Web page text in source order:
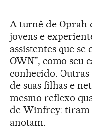
A turnê de Oprah
jovens e
assistentes que se
OWN”, como seu
conhecido.
de suas filhas e
mesmo reflexo
de Winfrey: tiram
anotam.